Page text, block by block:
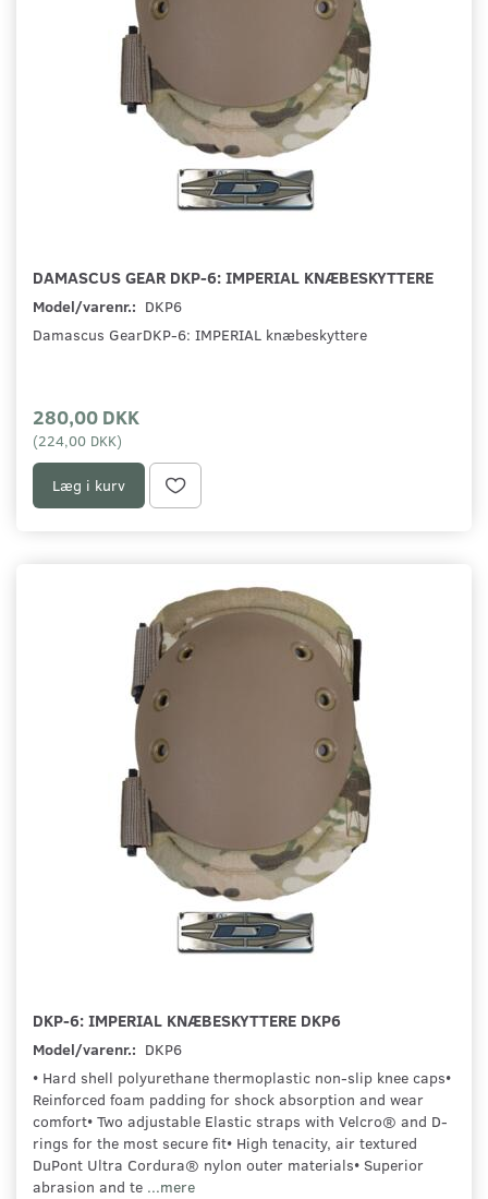
DAMASCUS GEAR DKP-6: IMPERIAL KNÆBESKYTTERE
Model/varenr.: DKP6
Damascus GearDKP-6: IMPERIAL knæbeskyttere
280,00 DKK
(224,00 DKK)
Læg i kurv
DKP-6: IMPERIAL KNÆBESKYTTERE DKP6
Model/varenr.: DKP6
• Hard shell polyurethane thermoplastic non-slip knee caps•
Reinforced foam padding for shock absorption and wear
comfort• Two adjustable Elastic straps with Velcro® and D-
rings for the most secure fit• High tenacity, air textured
DuPont Ultra Cordura® nylon outer materials• Superior
abrasion and te ...mere